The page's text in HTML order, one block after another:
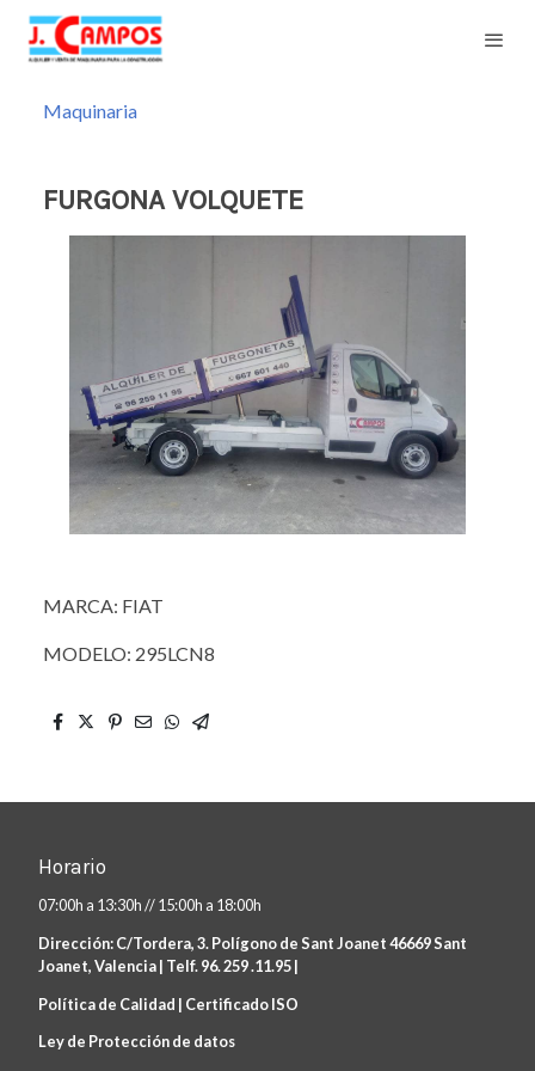
Maquinaria
FURGONA VOLQUETE
MARCA: FIAT
MODELO: 295LCN8
Horario
07:00h a 13:30h // 15:00h a 18:00h
Dirección: C/Tordera, 3. Polígono de Sant Joanet 46669 Sant
Joanet, Valencia | Telf. 96. 259 .11.95 |
Política de Calidad | Certificado ISO
Ley de Protección de datos